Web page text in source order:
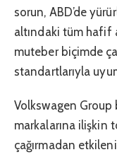
sorun, ABD’de
altındaki tüm hafif
muteber biçimde
standartlarıyla
Volkswagen
markalarına ilişkin
çağırmadan